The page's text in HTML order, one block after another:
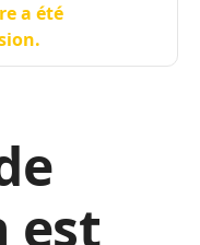
a été
est